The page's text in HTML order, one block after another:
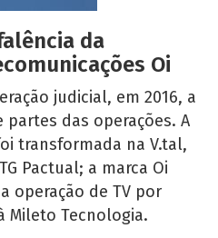
da
Oi
judicial, em 2016, a
das operações. A
transformada na V.tal,
Pactual; a marca Oi
operação de TV por
Mileto Tecnologia.